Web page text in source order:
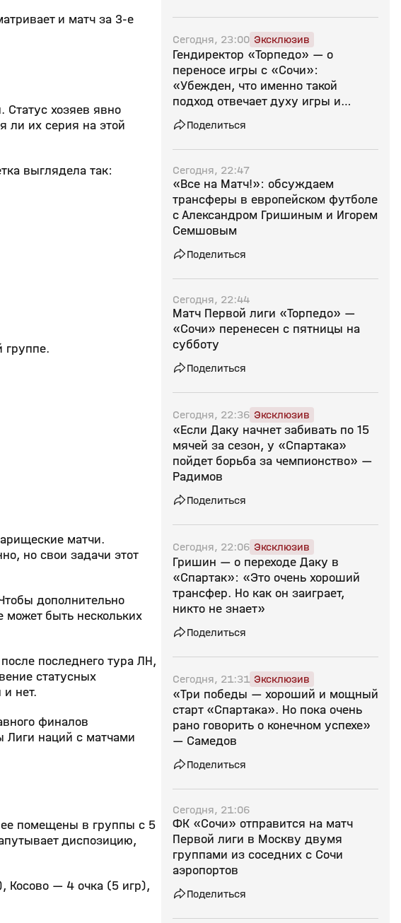
и матч за 3-е
хозяев явно
ли их серия на этой
выглядела так:
группе.
матчи.
но свои задачи этот
дополнительно
быть нескольких
последнего тура ЛН,
статусных
нет.
финалов
Лиги наций с матчами
помещены в группы с 5
диспозицию,
Косово — 4 очка (5 игр),
Сегодня, 23:00 Эксклюзив
Гендиректор «Торпедо» — о
переносе игры с «Сочи»:
«Убежден, что именно такой
подход отвечает духу игры и
ценностям российского футбола»
Поделиться
Сегодня, 22:47
«Все на Матч!»: обсуждаем
трансферы в европейском футболе
с Александром Гришиным и Игорем
Семшовым
Поделиться
Сегодня, 22:44
Матч Первой лиги «Торпедо» —
«Сочи» перенесен с пятницы на
субботу
Поделиться
Сегодня, 22:36 Эксклюзив
«Если Даку начнет забивать по 15
мячей за сезон, у «Спартака»
пойдет борьба за чемпионство» —
Радимов
Поделиться
Сегодня, 22:06 Эксклюзив
Гришин — о переходе Даку в
«Спартак»: «Это очень хороший
трансфер. Но как он заиграет,
никто не знает»
Поделиться
Сегодня, 21:31 Эксклюзив
«Три победы — хороший и мощный
старт «Спартака». Но пока очень
рано говорить о конечном успехе»
— Самедов
Поделиться
Сегодня, 21:06
ФК «Сочи» отправится на матч
Первой лиги в Москву двумя
группами из соседних с Сочи
аэропортов
Поделиться